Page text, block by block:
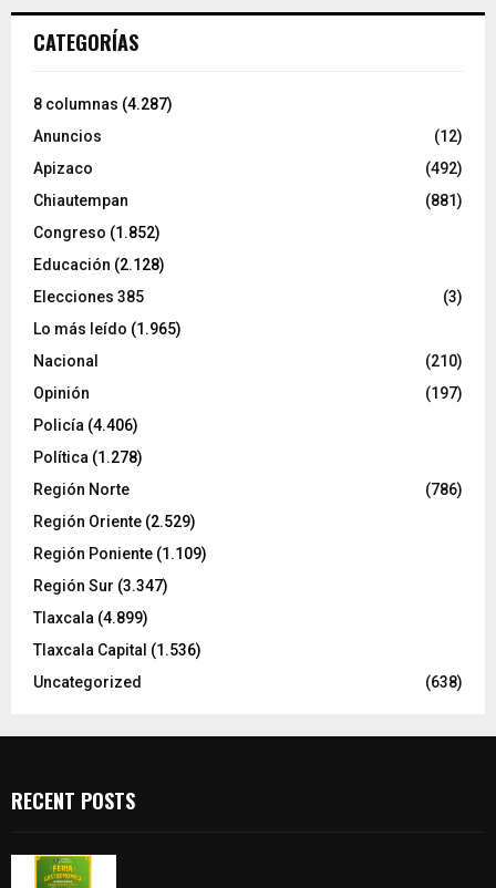
CATEGORÍAS
8 columnas (4.287)
Anuncios
(12)
Apizaco
(492)
Chiautempan
(881)
Congreso (1.852)
Educación (2.128)
Elecciones 385
(3)
Lo más leído (1.965)
Nacional
(210)
Opinión
(197)
Policía (4.406)
Política (1.278)
Región Norte
(786)
Región Oriente (2.529)
Región Poniente (1.109)
Región Sur (3.347)
Tlaxcala (4.899)
Tlaxcala Capital (1.536)
Uncategorized
(638)
RECENT POSTS